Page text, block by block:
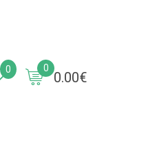
0.00€
0
0